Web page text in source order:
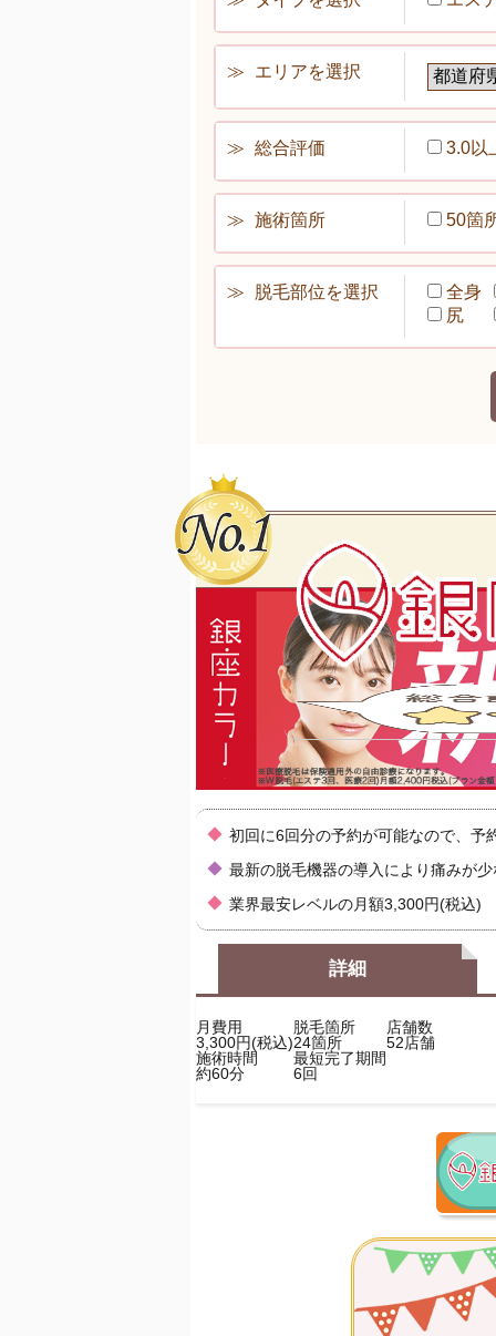
エリアを選択
総合評価 3.0以
施術箇所 50箇
脱毛部位を選択
全身
尻
初回に6回分の予約が可能なので、予
最新の脱毛機器の導入により痛みが少
業界最安レベルの月額3,300円(税込)
詳細
月費用 脱毛箇所
店舗数
3,300円(税込)24箇所 52店舗
施術時間
最短完了期間
約60分 6回